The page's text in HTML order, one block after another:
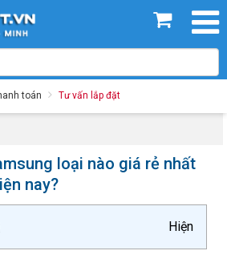
toán Tư vấn lắp đặt
loại nào giá rẻ nhất
nay?
Hiện